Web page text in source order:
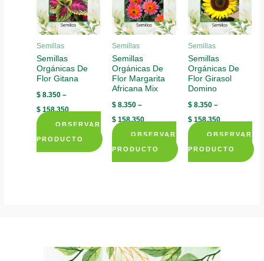
options
may
chosen
on
the
product
page
chosen
on
the
product
page
options
may
chosen
on
the
Semillas
Semillas
Orgánicas De
Flor Gitana
$ 8.350 –
$ 158.350
OBSERVAR
PRODUCTO
This
Semillas
Semillas
Orgánicas De
Flor Margarita
Africana Mix
$ 8.350 –
$ 158.350
OBSERVAR
PRODUCTO
This
options
Semillas
Semillas
Orgánicas De
Flor Girasol
Domino
$8.350–
$158.350
OBSERVAR
PRODUCTO
This
options